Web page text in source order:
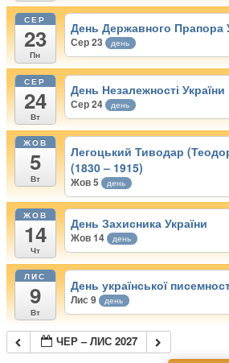
СЕР
23
Пн
День Державного Прапора
Сер 23 день
СЕР
24
Вт
День Незалежності України
Сер 24 день
ЖОВ
5
Вт
Легоцький Тиводар
(1830 – 1915)
Жов 5 день
ЖОВ
14
Чт
День Захисника України
Жов 14 день
ЛИС
9
Вт
День української
Лис 9 день
ЧЕР – ЛИС 2027